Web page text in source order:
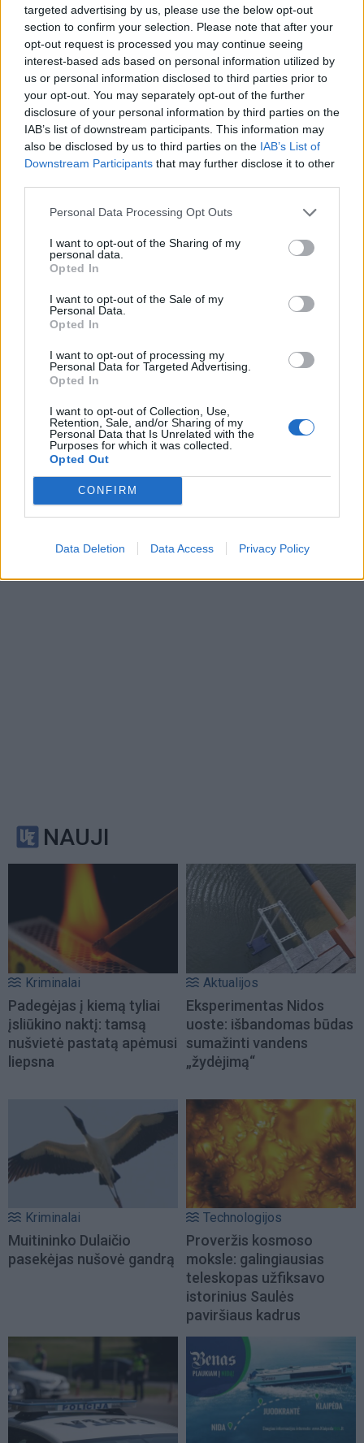
targeted advertising by us, please use the below opt-out
section to confirm your selection. Please note that after your
opt-out request is processed you may continue seeing
interest-based ads based on personal information utilized by
us or personal information disclosed to third parties prior to
your opt-out. You may separately opt-out of the further
disclosure of your personal information by third parties on the
IAB’s list of downstream participants. This information may
also be disclosed by us to third parties on the IAB’s List of
Downstream Participants that may further disclose it to other
Personal Data Processing Opt Outs
I want to opt-out of the Sharing of my
personal data.
Opted In
I want to opt-out of the Sale of my
Personal Data.
Opted In
I want to opt-out of processing my
Personal Data for Targeted Advertising.
Opted In
I want to opt-out of Collection, Use,
Retention, Sale, and/or Sharing of my
Personal Data that Is Unrelated with the
Purposes for which it was collected.
Opted Out
CONFIRM
Data Deletion Data Access Privacy Policy
Klaipėda
Pareigūnės išėjo į miesto
parką: ragino senjorus
nepasiduoti sukčių
vilionėms(2)
Klaipėda
Kviečia pasinaudoti
papildomu priėmimu – dar
liko ir valstybės
finansuojamų vietų
Klaipėda
Kas tas paslaptingas
jaunuolis, rytais stovintis
ant tilto? (7)
paupyje bus atidarytas
(7)
Klaipėda
Paaiškėjo, kas už 6 mln.
eurų tvarkys Atgimimo
aikštę(6)
Triukšmas gatvėse neliko
įkliuvo motociklų ir
(2)
NAUJI
Kriminalai
Padegėjas į kiemą tyliai
įsliūkino naktį: tamsą
nušvietė pastatą apėmusi
liepsna
Aktualijos
Eksperimentas Nidos
uoste: išbandomas būdas
sumažinti vandens
„žydėjimą“
Kriminalai
Muitininko Dulaičio
pasekėjas nušovė gandrą
Technologijos
Proveržis kosmoso
moksle: galingiausias
teleskopas užfiksavo
istorinius Saulės
paviršiaus kadrus